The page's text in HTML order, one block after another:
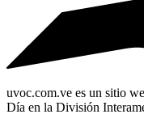
uvoc.com.ve es un sitio
Día en la División